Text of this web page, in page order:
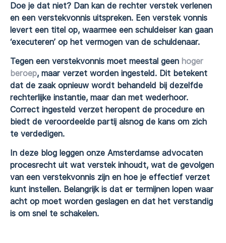
Doe je dat niet? Dan kan de rechter verstek verlenen
en een verstekvonnis uitspreken. Een verstek vonnis
levert een titel op, waarmee een schuldeiser kan gaan
‘executeren’ op het vermogen van de schuldenaar.
Tegen een verstekvonnis moet meestal geen hoger
beroep, maar verzet worden ingesteld. Dit betekent
dat de zaak opnieuw wordt behandeld bij dezelfde
rechterlijke instantie, maar dan met wederhoor.
Correct ingesteld verzet heropent de procedure en
biedt de veroordeelde partij alsnog de kans om zich
te verdedigen.
In deze blog leggen onze Amsterdamse advocaten
procesrecht uit wat verstek inhoudt, wat de gevolgen
van een verstekvonnis zijn en hoe je effectief verzet
kunt instellen. Belangrijk is dat er termijnen lopen waar
acht op moet worden geslagen en dat het verstandig
is om snel te schakelen.